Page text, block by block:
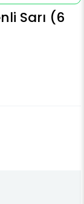
Sarı (6